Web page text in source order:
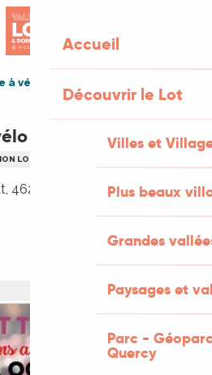
Accueil
Découvrir le Lot
Villes et
Plus beaux
Grandes
Paysages et
Parc -
Quercy
à vélo
LOCALE
46240 Cœur de Causse